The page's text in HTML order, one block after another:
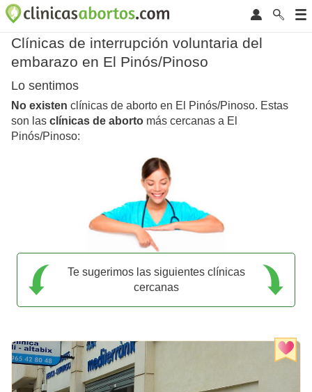
Clínicas de interrupción voluntaria del
embarazo en El Pinós/Pinoso
Lo sentimos
No existen clínicas de aborto en El Pinós/Pinoso. Estas
son las clínicas de aborto más cercanas a El
Pinós/Pinoso:
Te sugerimos las siguientes clínicas
cercanas